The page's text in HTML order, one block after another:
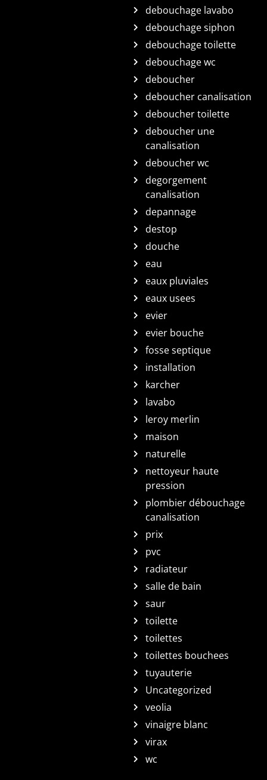
debouchage lavabo
debouchage siphon
debouchage toilette
debouchage wc
deboucher
deboucher canalisation
deboucher toilette
deboucher une
canalisation
deboucher wc
degorgement
canalisation
depannage
destop
douche
eau
eaux pluviales
eaux usees
evier
evier bouche
fosse septique
installation
karcher
lavabo
leroy merlin
maison
naturelle
nettoyeur haute
pression
plombier débouchage
canalisation
prix
pvc
radiateur
salle de bain
saur
toilette
toilettes
toilettes bouchees
tuyauterie
Uncategorized
veolia
vinaigre blanc
virax
wc